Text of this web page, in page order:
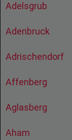
Adelsgrub
Adenbruck
Adrischendorf
Affenberg
Aglasberg
Aham